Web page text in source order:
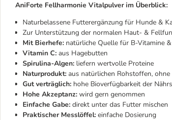
AniForte Fellharmonie Vitalpulver im Überblick:
Naturbelassene Futterergänzung für Hunde &
Zur Unterstützung der normalen Haut- &
Mit Bierhefe: natürliche Quelle für B-Vitamine
Vitamin C: aus Hagebutten
Spirulina-Algen: liefern wertvolle Proteine
Naturprodukt: aus natürlichen Rohstoffen,
Gut verträglich: hohe Bioverfügbarkeit der
Hohe Akzeptanz: wird gern genommen
Einfache Gabe: direkt unter das Futter mischen
Praktischer Messlöffel: einfache Dosierung